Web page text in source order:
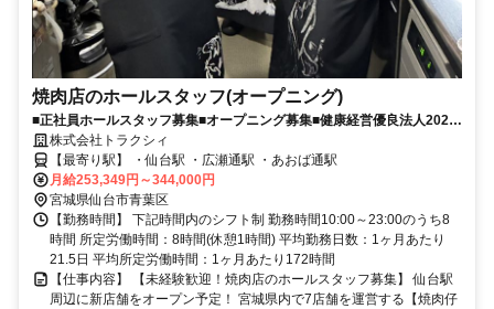
焼肉店のホールスタッフ(オープニング)
■正社員ホールスタッフ募集■オープニング募集■健康経営優良法人2026/
食育実践優良法人2026認定
株式会社トラクシィ
【最寄り駅】 ・仙台駅 ・広瀬通駅 ・あおば通駅
月給253,349円～344,000円
宮城県仙台市青葉区
【勤務時間】 下記時間内のシフト制 勤務時間10:00～23:00のうち8
時間 所定労働時間：8時間(休憩1時間) 平均勤務日数：1ヶ月あたり
21.5日 平均所定労働時間：1ヶ月あたり172時間
【仕事内容】 【未経験歓迎！焼肉店のホールスタッフ募集】 仙台駅
周辺に新店舗をオープン予定！ 宮城県内で7店舗を運営する【焼肉仔